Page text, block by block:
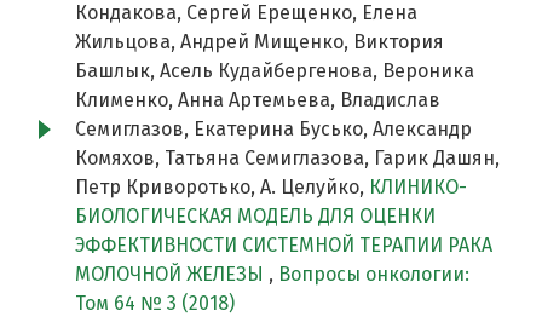
Кондакова, Сергей Ерещенко, Елена
Жильцова, Андрей Мищенко, Виктория
Башлык, Асель Кудайбергенова, Вероника
Клименко, Анна Артемьева, Владислав
Семиглазов, Екатерина Бусько, Александр
Комяхов, Татьяна Семиглазова, Гарик Дашян,
Петр Криворотько, А. Целуйко, КЛИНИКО-
БИОЛОГИЧЕСКАЯ МОДЕЛЬ ДЛЯ ОЦЕНКИ
ЭФФЕКТИВНОСТИ СИСТЕМНОЙ ТЕРАПИИ РАКА
МОЛОЧНОЙ ЖЕЛЕЗЫ , Вопросы онкологии:
Том 64 № 3 (2018)